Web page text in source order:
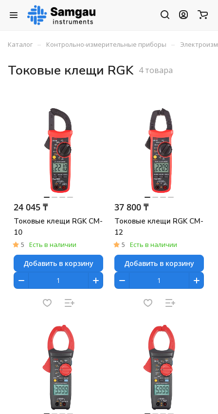
Каталог – Контрольно-измерительные приборы –
Токовые клещи RGK 4 товара
24 045 ₸
Токовые клещи RGK CM-
10
5 Есть в наличии
Добавить в корзину
37 800 ₸
Токовые клещи RGK CM-
12
5 Есть в наличии
Добавить в корзину